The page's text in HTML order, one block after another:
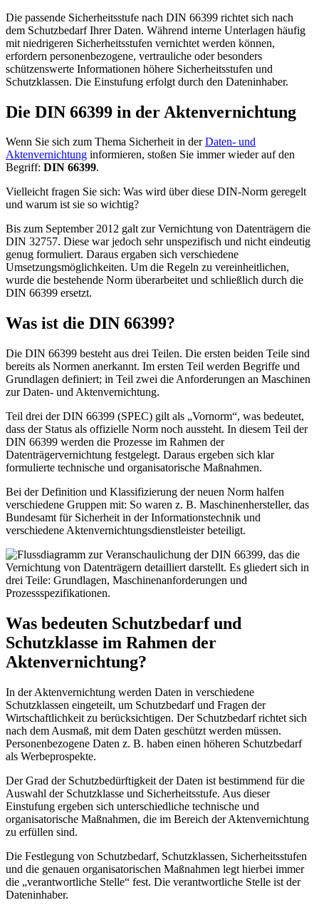
Die passende Sicherheitsstufe nach DIN 66399 richtet sich nach
dem Schutzbedarf Ihrer Daten. Während interne Unterlagen häufig
mit niedrigeren Sicherheitsstufen vernichtet werden können,
erfordern personenbezogene, vertrauliche oder besonders
schützenswerte Informationen höhere Sicherheitsstufen und
Schutzklassen. Die Einstufung erfolgt durch den Dateninhaber.
Die DIN 66399 in der Aktenvernichtung
Wenn Sie sich zum Thema Sicherheit in derDaten- und
Aktenvernichtung informieren, stoßen Sie immer wieder auf den
Begriff: DIN 66399.
Vielleicht fragen Sie sich: Was wird über diese DIN-Norm geregelt
und warum ist sie so wichtig?
Bis zum September 2012 galt zur Vernichtung von Datenträgern die
DIN 32757. Diese war jedoch sehr unspezifisch und nicht eindeutig
genug formuliert. Daraus ergaben sich verschiedene
Umsetzungsmöglichkeiten. Um die Regeln zu vereinheitlichen,
wurde die bestehende Norm überarbeitet und schließlich durch die
DIN 66399 ersetzt.
Was ist die DIN 66399?
Die DIN 66399 besteht aus drei Teilen. Die ersten beiden Teile sind
bereits als Normen anerkannt. Im ersten Teil werden Begriffe und
Grundlagen definiert; in Teil zwei die Anforderungen an Maschinen
zur Daten- und Aktenvernichtung.
Teil drei der DIN 66399 (SPEC) gilt als „Vornorm“, was bedeutet,
dass der Status als offizielle Norm noch aussteht. In diesem Teil der
DIN 66399 werden die Prozesse im Rahmen der
Datenträgervernichtung festgelegt. Daraus ergeben sich klar
formulierte technische und organisatorische Maßnahmen.
Bei der Definition und Klassifizierung der neuen Norm halfen
verschiedene Gruppen mit: So waren z. B. Maschinenhersteller, das
Bundesamt für Sicherheit in der Informationstechnik und
verschiedene Aktenvernichtungsdienstleister beteiligt.
Was bedeuten Schutzbedarf und
Schutzklasse im Rahmen der
Aktenvernichtung?
In der Aktenvernichtung werden Daten in verschiedene
Schutzklassen eingeteilt, um Schutzbedarf und Fragen der
Wirtschaftlichkeit zu berücksichtigen. Der Schutzbedarf richtet sich
nach dem Ausmaß, mit dem Daten geschützt werden müssen.
Personenbezogene Daten z. B. haben einen höheren Schutzbedarf
als Werbeprospekte.
Der Grad der Schutzbedürftigkeit der Daten ist bestimmend für die
Auswahl der Schutzklasse und Sicherheitsstufe. Aus dieser
Einstufung ergeben sich unterschiedliche technische und
organisatorische Maßnahmen, die im Bereich der Aktenvernichtung
zu erfüllen sind.
Die Festlegung von Schutzbedarf, Schutzklassen, Sicherheitsstufen
und die genauen organisatorischen Maßnahmen legt hierbei immer
die „verantwortliche Stelle“ fest. Die verantwortliche Stelle ist der
Dateninhaber.